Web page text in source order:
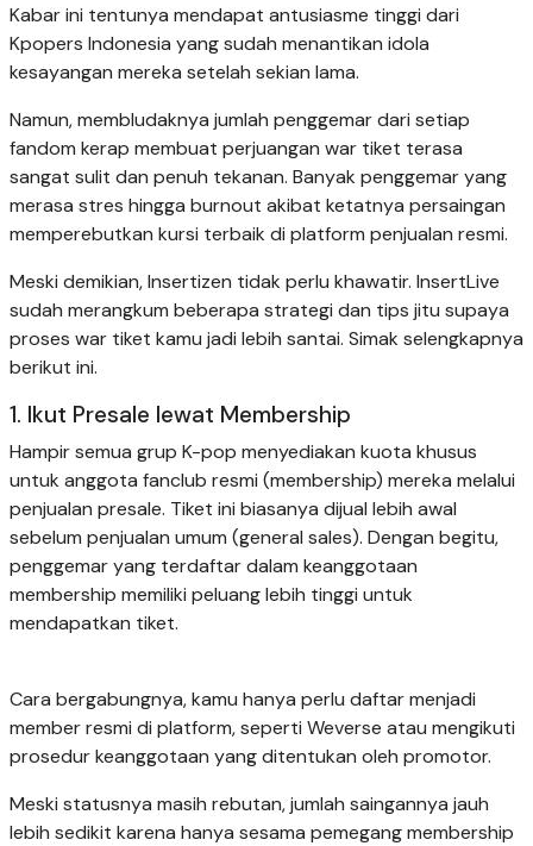
Kabar ini tentunya mendapat antusiasme tinggi dari
Kpopers Indonesia yang sudah menantikan idola
kesayangan mereka setelah sekian lama.
Namun, membludaknya jumlah penggemar dari setiap
fandom kerap membuat perjuangan war tiket terasa
sangat sulit dan penuh tekanan. Banyak penggemar yang
merasa stres hingga burnout akibat ketatnya persaingan
memperebutkan kursi terbaik di platform penjualan resmi.
Meski demikian, Insertizen tidak perlu khawatir. InsertLive
sudah merangkum beberapa strategi dan tips jitu supaya
proses war tiket kamu jadi lebih santai. Simak selengkapnya
berikut ini.
1. Ikut Presale lewat Membership
Hampir semua grup K-pop menyediakan kuota khusus
untuk anggota fanclub resmi (membership) mereka melalui
penjualan presale. Tiket ini biasanya dijual lebih awal
sebelum penjualan umum (general sales). Dengan begitu,
penggemar yang terdaftar dalam keanggotaan
membership memiliki peluang lebih tinggi untuk
mendapatkan tiket.
Cara bergabungnya, kamu hanya perlu daftar menjadi
member resmi di platform, seperti Weverse atau mengikuti
prosedur keanggotaan yang ditentukan oleh promotor.
Meski statusnya masih rebutan, jumlah saingannya jauh
lebih sedikit karena hanya sesama pemegang membership